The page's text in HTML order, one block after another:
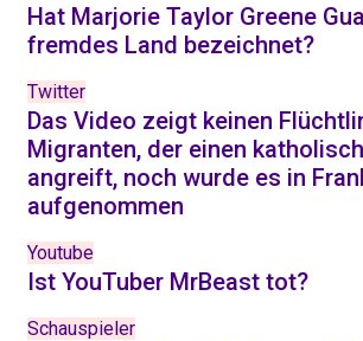
Hat Marjorie Taylor Greene
fremdes Land bezeichnet?
Twitter
Das Video zeigt keinen
Migranten, der einen
angreift, noch wurde es in
aufgenommen
Youtube
Ist YouTuber MrBeast tot?
Schauspieler